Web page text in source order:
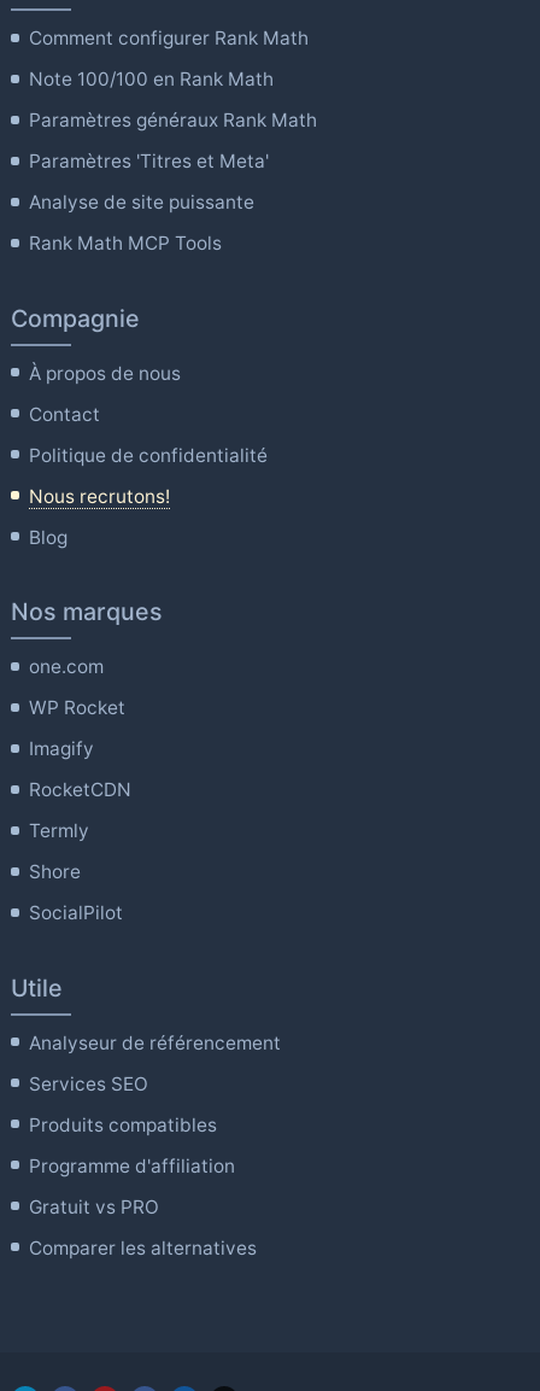
Comment configurer Rank Math
Note 100/100 en Rank Math
Paramètres généraux Rank Math
Paramètres 'Titres et Meta'
Analyse de site puissante
Rank Math MCP Tools
Compagnie
À propos de nous
Contact
Politique de confidentialité
Nous recrutons!
Blog
Nos marques
one.com
WP Rocket
Imagify
RocketCDN
Termly
Shore
SocialPilot
Utile
Analyseur de référencement
Services SEO
Produits compatibles
Programme d'affiliation
Gratuit vs PRO
Comparer les alternatives